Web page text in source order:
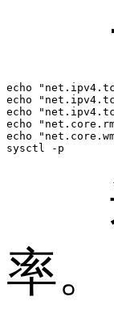
一
echo
echo
echo
echo
echo
这
率。